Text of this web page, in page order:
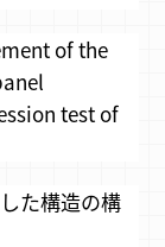
of the
test of
た構造の構